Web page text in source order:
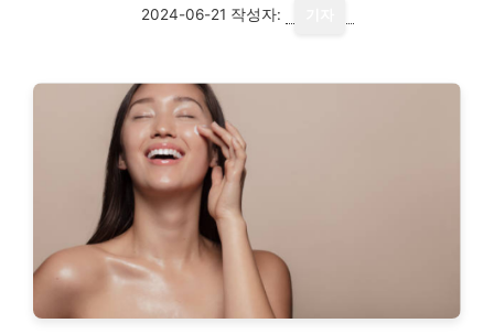
2024-06-21 작성자: